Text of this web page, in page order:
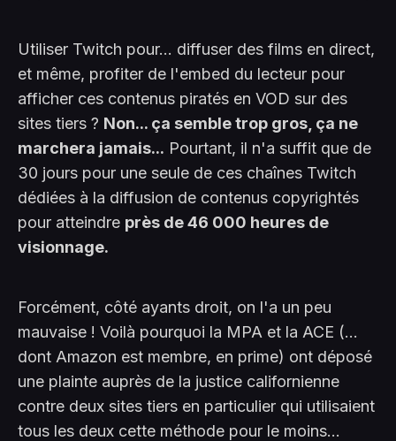
Utiliser Twitch pour... diffuser des films en direct,
et même, profiter de l'embed du lecteur pour
afficher ces contenus piratés en VOD sur des
sites tiers ? Non... ça semble trop gros, ça ne
marchera jamais... Pourtant, il n'a suffit que de
30 jours pour une seule de ces chaînes Twitch
dédiées à la diffusion de contenus copyrightés
pour atteindre près de 46 000 heures de
visionnage.
Forcément, côté ayants droit, on l'a un peu
mauvaise ! Voilà pourquoi la MPA et la ACE (...
dont Amazon est membre, en prime) ont déposé
une plainte auprès de la justice californienne
contre deux sites tiers en particulier qui utilisaient
tous les deux cette méthode pour le moins...